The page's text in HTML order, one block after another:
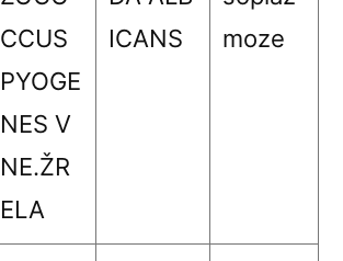
CCUS
PYOGE
NES V
NE.ŽR
ELA
ICANS
moze